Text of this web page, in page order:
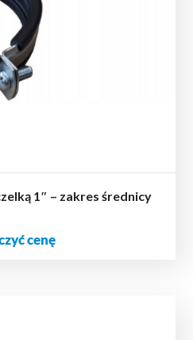
1″ – zakres średnicy
cenę